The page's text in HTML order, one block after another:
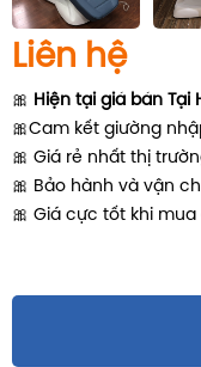
Liên hệ
🎀 Hiện tại giá bán
🎀Cam kết giường
🎀 Giá rẻ nhất thị
🎀 Bảo hành và vận
🎀 Giá cực tốt khi